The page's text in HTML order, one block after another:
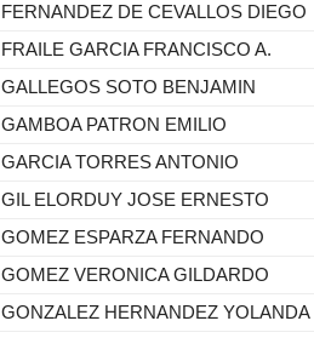
FERNANDEZ DE CEVALLOS DIEGO
FRAILE GARCIA FRANCISCO A.
GALLEGOS SOTO BENJAMIN
GAMBOA PATRON EMILIO
GARCIA TORRES ANTONIO
GIL ELORDUY JOSE ERNESTO
GOMEZ ESPARZA FERNANDO
GOMEZ VERONICA GILDARDO
GONZALEZ HERNANDEZ YOLANDA